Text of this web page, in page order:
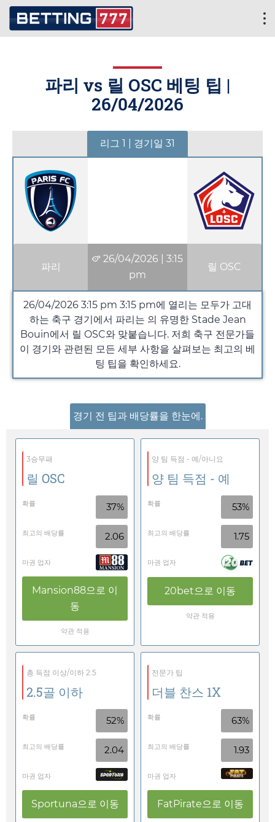
파리 vs 릴 OSC 베팅 팁 |
26/04/2026
리그 1 | 경기일 31
파리
26/04/2026 |3:15
pm
릴 OSC
26/04/2026 3:15 pm 3:15 pm에 열리는 모두가 고대
하는 축구 경기에서 파리는 의 유명한 Stade Jean
Bouin에서 릴 OSC와 맞붙습니다. 저희 축구 전문가들
이 경기와 관련된 모든 세부 사항을 살펴보는 최고의 베
팅 팁을 확인하세요.
경기 전 팁과 배당률을 한눈에.
3승무패
릴 OSC
확률 37%
최고의 배당률 2.06
마권 업자
Mansion88으로 이
동
약관 적용
양 팀 득점 - 예/아니요
양 팀 득점 - 예
확률 53%
최고의 배당률 1.75
마권 업자
20bet으로 이동
약관 적용
총 득점 이상/이하 2.5
2.5골 이하
확률 52%
최고의 배당률 2.04
마권 업자
Sportuna으로 이동
전문가 팁
더블 찬스 1X
확률 63%
최고의 배당률 1.93
마권 업자
FatPirate으로 이동